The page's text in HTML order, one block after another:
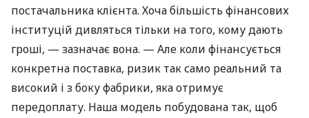
постачальника клієнта. Хоча більшість фінансових
інституцій дивляться тільки на того, кому дають
гроші, — зазначає вона. — Але коли фінансується
конкретна поставка, ризик так само реальний та
високий і з боку фабрики, яка отримує
передоплату. Наша модель побудована так, щоб